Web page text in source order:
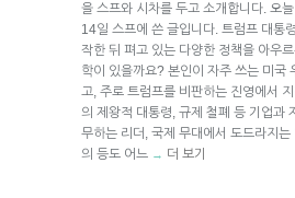
을 스프와 시차를 두고 소개합니다. 오
14일 스프에 쓴 글입니다. 트럼프 대통
작한 뒤 펴고 있는 다양한 정책을 아우
학이 있을까요? 본인이 자주 쓰는 미국
고, 주로 트럼프를 비판하는 진영에서
의 제왕적 대통령, 규제 철폐 등 기업과
무하는 리더, 국제 무대에서 도드라지는
의 등도 어느 → 더 보기